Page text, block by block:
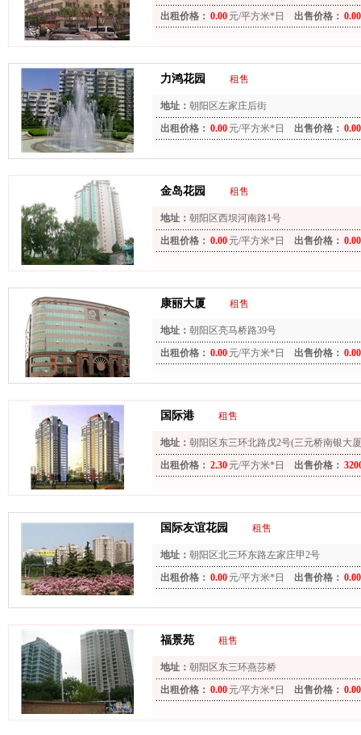
出租价格： 0.00 元/平方米*日 出售价格： 0.00
力鸿花园 租售
地址： 朝阳区左家庄后街
出租价格： 0.00 元/平方米*日 出售价格： 0.00
金岛花园 租售
地址： 朝阳区西坝河南路1号
出租价格： 0.00 元/平方米*日 出售价格： 0.00
康丽大厦 租售
地址： 朝阳区亮马桥路39号
出租价格： 0.00 元/平方米*日 出售价格： 0.00
国际港 租售
地址： 朝阳区东三环北路戊2号(三元桥南银大
出租价格： 2.30 元/平方米*日 出售价格：
国际友谊花园 租售
地址： 朝阳区北三环东路左家庄甲2号
出租价格： 0.00 元/平方米*日 出售价格： 0.00
福景苑 租售
地址： 朝阳区东三环燕莎桥
出租价格： 0.00 元/平方米*日 出售价格： 0.00